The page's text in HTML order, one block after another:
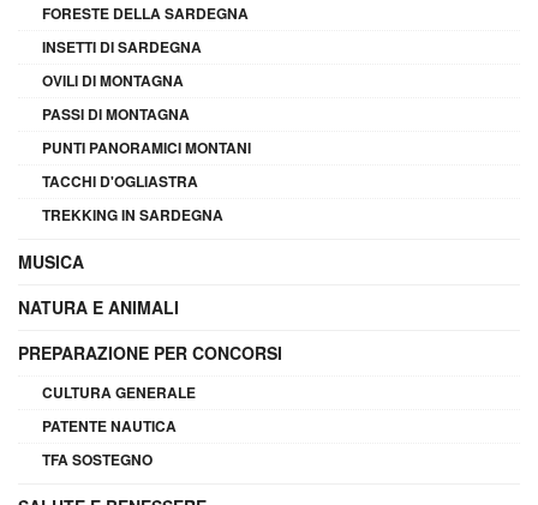
FORESTE DELLA SARDEGNA
INSETTI DI SARDEGNA
OVILI DI MONTAGNA
PASSI DI MONTAGNA
PUNTI PANORAMICI MONTANI
TACCHI D'OGLIASTRA
TREKKING IN SARDEGNA
MUSICA
NATURA E ANIMALI
PREPARAZIONE PER CONCORSI
CULTURA GENERALE
PATENTE NAUTICA
TFA SOSTEGNO